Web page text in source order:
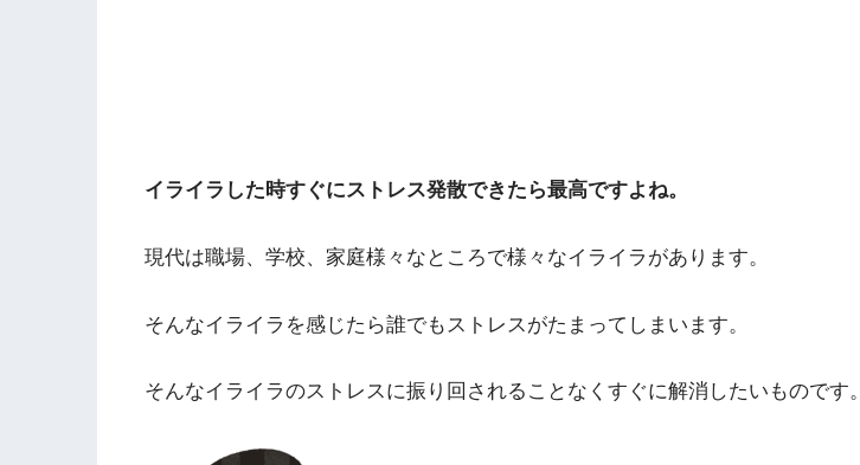
イライラした時すぐにストレス発散できたら最高ですよね。
現代は職場、学校、家庭様々なところで様々なイライラがあります。
そんなイライラを感じたら誰でもストレスがたまってしまいます。
そんなイライラのストレスに振り回されることなくすぐに解消したいものです。